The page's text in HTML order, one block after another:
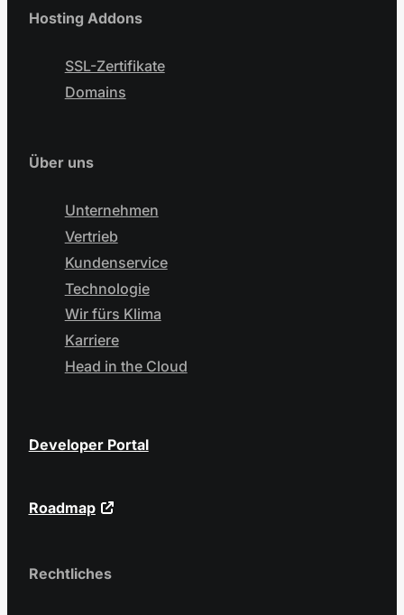
Hosting Addons
SSL-Zertifikate
Domains
Über uns
Unternehmen
Vertrieb
Kundenservice
Technologie
Wir fürs Klima
Karriere
Head in the Cloud
Developer Portal
Roadmap
Rechtliches